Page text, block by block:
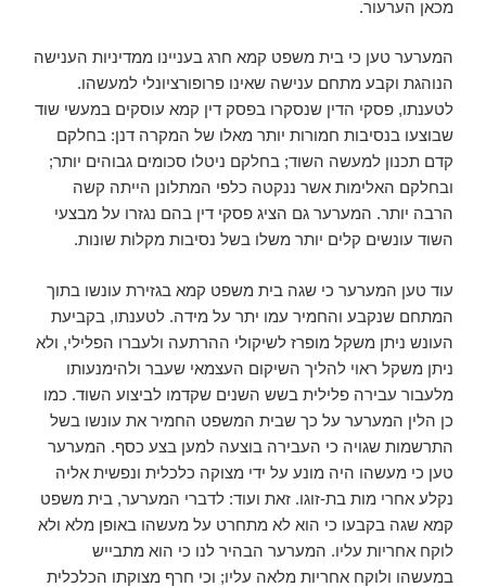
מכאן הערעור.
המערער טען כי בית משפט קמא חרג בעניינו ממדיניות הענישה
הנוהגת וקבע מתחם ענישה שאינו פרופורציונלי למעשהו.
לטענתו, פסקי הדין שנסקרו בפסק דין קמא עוסקים במעשי שוד
שבוצעו בנסיבות חמורות יותר מאלו של המקרה דנן: בחלקם
קדם תכנון למעשה השוד; בחלקם ניטלו סכומים גבוהים יותר;
ובחלקם האלימות אשר ננקטה כלפי המתלונן הייתה קשה
הרבה יותר. המערער גם הציג פסקי דין בהם נגזרו על מבצעי
השוד עונשים קלים יותר משלו בשל נסיבות מקלות שונות.
עוד טען המערער כי שגה בית משפט קמא בגזירת עונשו בתוך
המתחם שנקבע והחמיר עמו יתר על מידה. לטענתו, בקביעת
העונש ניתן משקל מופרז לשיקולי ההרתעה ולעברו הפלילי, ולא
ניתן משקל ראוי להליך השיקום העצמאי שעבר ולהימנעותו
מלעבור עבירה פלילית בשש השנים שקדמו לביצוע השוד. כמו
כן הלין המערער על כך שבית המשפט החמיר את עונשו בשל
התרשמות שגויה כי העבירה בוצעה למען בצע כסף. המערער
טען כי מעשהו היה מונע על ידי מצוקה כלכלית ונפשית אליה
נקלע אחרי מות בת-זוגו. זאת ועוד: לדברי המערער, בית משפט
קמא שגה בקבעו כי הוא לא מתחרט על מעשהו באופן מלא ולא
לוקח אחריות עליו. המערער הבהיר לנו כי הוא מתבייש
במעשהו ולוקח אחריות מלאה עליו; וכי חרף מצוקתו הכלכלית